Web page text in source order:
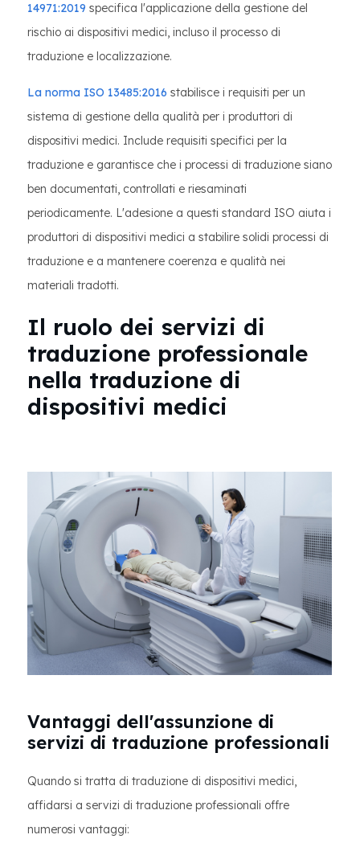
14971:2019 specifica l'applicazione della gestione del
rischio ai dispositivi medici, incluso il processo di
traduzione e localizzazione.
La norma ISO 13485:2016 stabilisce i requisiti per un
sistema di gestione della qualità per i produttori di
dispositivi medici. Include requisiti specifici per la
traduzione e garantisce che i processi di traduzione siano
ben documentati, controllati e riesaminati
periodicamente. L'adesione a questi standard ISO aiuta i
produttori di dispositivi medici a stabilire solidi processi di
traduzione e a mantenere coerenza e qualità nei
materiali tradotti.
Il ruolo dei servizi di
traduzione professionale
nella traduzione di
dispositivi medici
Vantaggi dell'assunzione di
servizi di traduzione professionali
Quando si tratta di traduzione di dispositivi medici,
affidarsi a servizi di traduzione professionali offre
numerosi vantaggi: